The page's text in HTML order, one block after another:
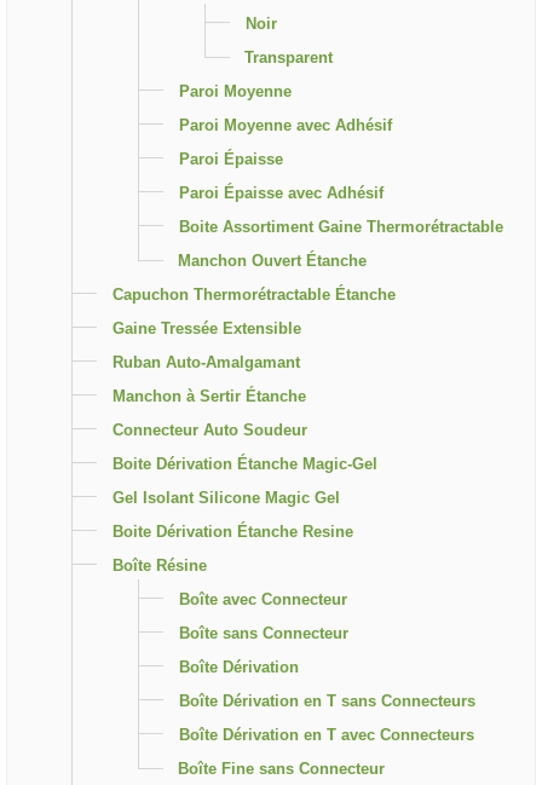
Noir
Transparent
Paroi Moyenne
Paroi Moyenne avec Adhésif
Paroi Épaisse
Paroi Épaisse avec Adhésif
Boite Assortiment Gaine Thermorétractable
Manchon Ouvert Étanche
Capuchon Thermorétractable Étanche
Gaine Tressée Extensible
Ruban Auto-Amalgamant
Manchon à Sertir Étanche
Connecteur Auto Soudeur
Boite Dérivation Étanche Magic-Gel
Gel Isolant Silicone Magic Gel
Boite Dérivation Étanche Resine
Boîte Résine
Boîte avec Connecteur
Boîte sans Connecteur
Boîte Dérivation
Boîte Dérivation en T sans Connecteurs
Boîte Dérivation en T avec Connecteurs
Boîte Fine sans Connecteur